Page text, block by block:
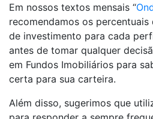
Em nossos textos mensais “
recomendamos os
de investimento para cada
antes de tomar qualquer
em Fundos Imobiliários para
certa para sua carteira.
Além disso, sugerimos que